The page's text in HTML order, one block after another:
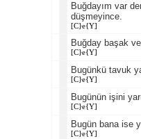
Buğdayım var
düşmeyince.
[C}e{Y]
Buğday başak
[C}e{Y]
Bugünkü tavuk
[C}e{Y]
Bugünün işini
[C}e{Y]
Bugün bana ise
[C}e{Y]